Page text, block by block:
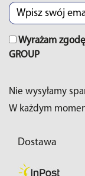
Wyrażam
GROUP
Nie wysyłamy
W każdym
Dostawa